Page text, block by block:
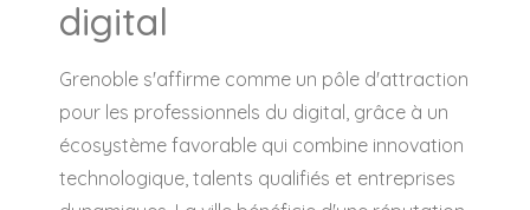
digital
Grenoble s'affirme comme un pôle d'attraction
pour les professionnels du digital, grâce à un
écosystème favorable qui combine innovation
technologique, talents qualifiés et entreprises